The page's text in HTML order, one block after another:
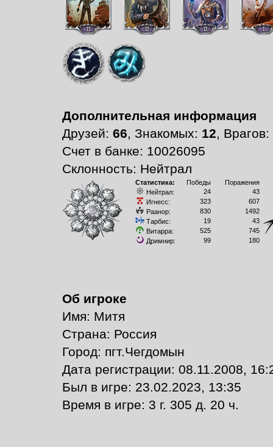
Дополнительная информация
Друзей: 66, Знакомых: 12, Врагов:
Счет в банке: 10026095
Склонность: Нейтрал
Статистика: Победы
Поражения
Нейтрал:
24
43
Игнесс:
323
607
Раанор:
830
1492
Тарбис:
19
43
Витарра:
525
745
Дримнир:
99 180
Об игроке
Имя: Митя
Страна: Россия
Город: пгт.Чегдомын
Дата регистрации: 08.11.2008,
Был в игре: 23.02.2023, 13:35
Время в игре: 3 г. 305 д. 20 ч.